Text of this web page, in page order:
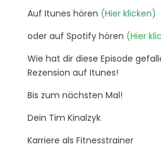
Auf Itunes hören (Hier klicken)
oder auf Spotify hören (Hier
Wie hat dir diese Episode
Rezension auf Itunes!
Bis zum nächsten Mal!
Dein Tim Kinalzyk
Karriere als Fitnesstrainer